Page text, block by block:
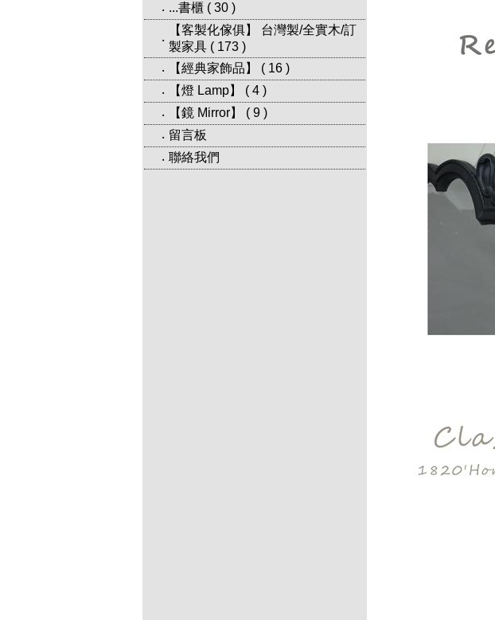
‧ ...書櫃 ( 30 )
‧
【客製化傢俱】 台灣製/全實木/訂
製家具 ( 173 )
‧
【經典家飾品】 ( 16 )
‧
【燈 Lamp】 ( 4 )
‧
【鏡 Mirror】 ( 9 )
‧ 留言板
‧ 聯絡我們